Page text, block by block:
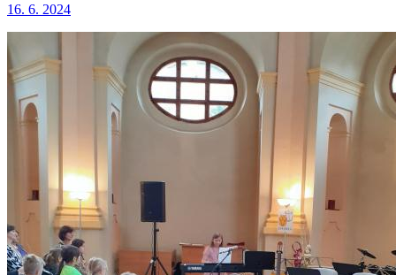
16. 6. 2024